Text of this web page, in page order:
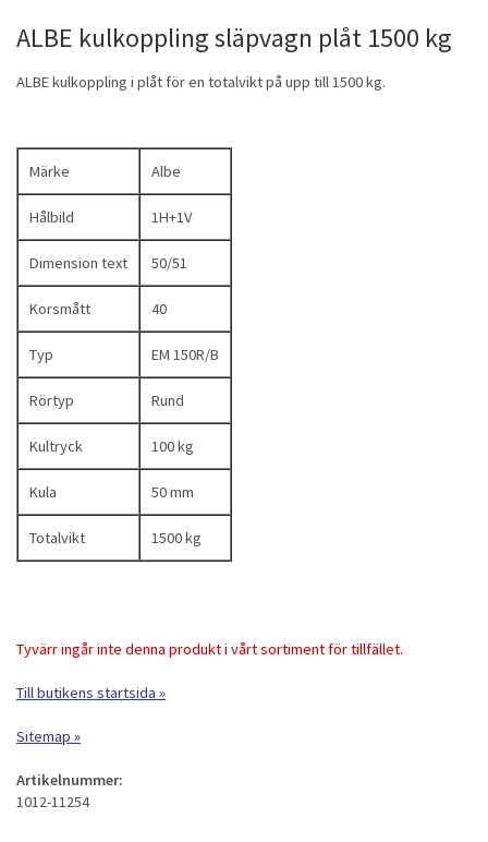
ALBE kulkoppling släpvagn plåt 1500 kg
ALBE kulkoppling i plåt för en totalvikt på upp till 1500 kg.
Märke Albe
Hålbild 1H+1V
Dimension text 50/51
Korsmått 40
Typ EM 150R/B
Rörtyp Rund
Kultryck 100 kg
Kula 50 mm
Totalvikt 1500 kg
Tyvärr ingår inte denna produkt i vårt sortiment för tillfället.
Till butikens startsida »
Sitemap »
Artikelnummer:
1012-11254